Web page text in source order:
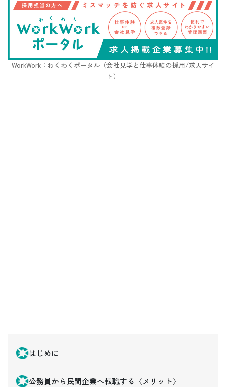
WorkWork：わくわくポータル（会社見学と仕事体験の採用/求人サイ
ト）
はじめに
公務員から民間企業へ転職する〈メリット〉